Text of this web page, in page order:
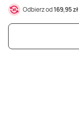
Odbierz od169,95 zł